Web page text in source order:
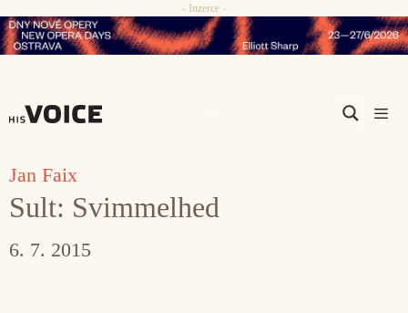
Přeskočit
na
- Inzerce -
Jan Faix
Sult: Svimmelhed
6. 7. 2015